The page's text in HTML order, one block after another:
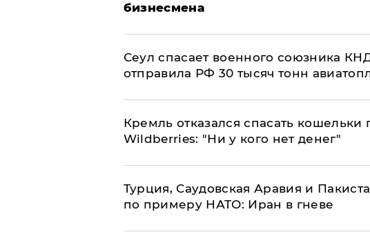
бизнесмена
​Сеул спасает военного союзника
отправила РФ 30 тысяч тонн
Кремль отказался спасать кошельки
Wildberries: "Ни у кого нет денег"
Турция, Саудовская Аравия и
по примеру НАТО: Иран в гневе